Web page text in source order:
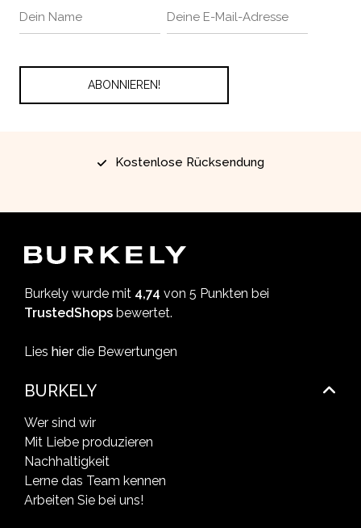
Kostenlose Rücksendung
Burkely wurde mit 4,74 von 5 Punkten bei
TrustedShops bewertet.
Lies hierdie Bewertungen
BURKELY
Wer sind wir
Mit Liebe produzieren
Nachhaltigkeit
Lerne das Team kennen
Arbeiten Sie bei uns!